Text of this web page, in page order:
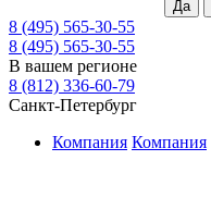
8 (495) 565-30-55
8 (495) 565-30-55
В вашем регионе
8 (812) 336-60-79
Санкт-Петербург
Компания Компания